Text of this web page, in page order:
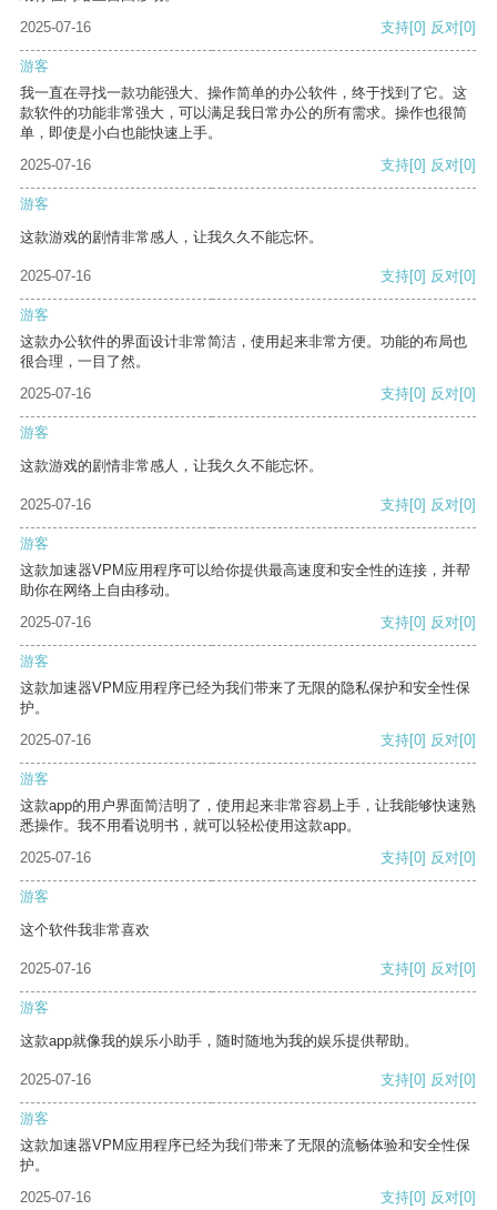
2025-07-16
支持[0] 反对[0]
游客
我一直在寻找一款功能强大、操作简单的办公软件，终于找到了它。这
款软件的功能非常强大，可以满足我日常办公的所有需求。操作也很简
单，即使是小白也能快速上手。
2025-07-16
支持[0] 反对[0]
游客
这款游戏的剧情非常感人，让我久久不能忘怀。
2025-07-16 支持[0] 反对[0]
游客
这款办公软件的界面设计非常简洁，使用起来非常方便。功能的布局也
很合理，一目了然。
2025-07-16
支持[0] 反对[0]
游客
这款游戏的剧情非常感人，让我久久不能忘怀。
2025-07-16 支持[0] 反对[0]
游客
这款加速器VPM应用程序可以给你提供最高速度和安全性的连接，并帮
助你在网络上自由移动。
2025-07-16
支持[0] 反对[0]
游客
这款加速器VPM应用程序已经为我们带来了无限的隐私保护和安全性保
护。
2025-07-16
支持[0] 反对[0]
游客
这款app的用户界面简洁明了，使用起来非常容易上手，让我能够快速熟
悉操作。我不用看说明书，就可以轻松使用这款app。
2025-07-16
支持[0] 反对[0]
游客
这个软件我非常喜欢
2025-07-16 支持[0] 反对[0]
游客
这款app就像我的娱乐小助手，随时随地为我的娱乐提供帮助。
2025-07-16 支持[0] 反对[0]
游客
这款加速器VPM应用程序已经为我们带来了无限的流畅体验和安全性保
护。
2025-07-16
支持[0] 反对[0]